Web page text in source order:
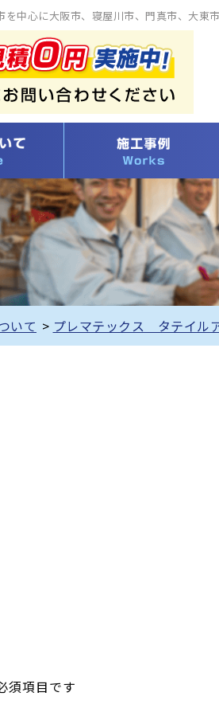
中心に大阪市、寝屋川市、門真市、大東
いて > プレマテックス タテイル
須項目です